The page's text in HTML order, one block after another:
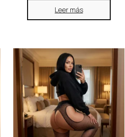
Leer más